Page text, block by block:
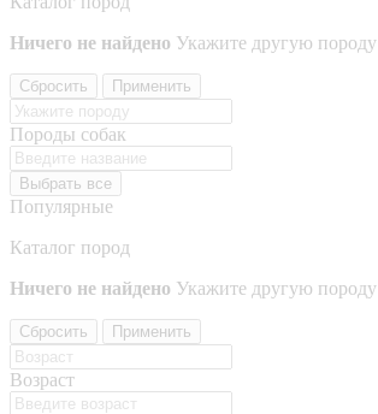
Ничего не найдено Укажите другую породу
Сбросить Применить
Породы собак
Выбрать все
Популярные
Каталог пород
Ничего не найдено Укажите другую породу
Сбросить Применить
Возраст